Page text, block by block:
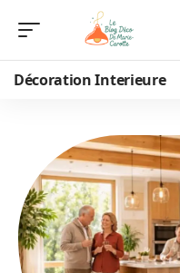
Décoration Interieure